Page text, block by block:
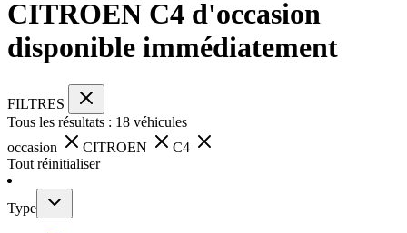
CITROEN C4 d'occasion
disponible immédiatement
FILTRES
Tous les résultats : 18 véhicules
occasion
CITROEN
C4
Tout réinitialiser
Type